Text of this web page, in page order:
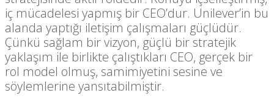
iç mücadelesi yapmış bir CEO’dur. Unilever’in bu
alanda yaptığı iletişim çalışmaları güçlüdür.
Çünkü sağlam bir vizyon, güçlü bir stratejik
yaklaşım ile birlikte çalıştıkları CEO, gerçek bir
rol model olmuş, samimiyetini sesine ve
söylemlerine yansıtabilmiştir.